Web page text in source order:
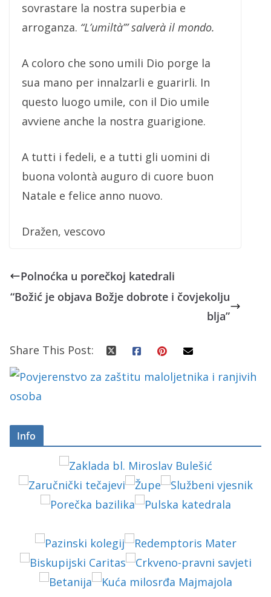
sovrastare la nostra superbia e
arroganza. “L’umiltà’” salverà il mondo.
A coloro che sono umili Dio porge la
sua mano per innalzarli e guarirli. In
questo luogo umile, con il Dio umile
avviene anche la nostra guarigione.
A tutti i fedeli, e a tutti gli uomini di
buona volontà auguro di cuore buon
Natale e felice anno nuovo.
Dražen, vescovo
Polnoćka u porečkoj katedrali
“Božić je objava Božje dobrote i čovjekolju
blja”
Share This Post:
Info